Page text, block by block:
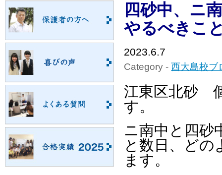
四砂中、ニ
やるべきこ
2023.6.7
Category - 西大島校ブ
江東区北砂
す。
ニ南中と四砂
と数日、どの
ます。